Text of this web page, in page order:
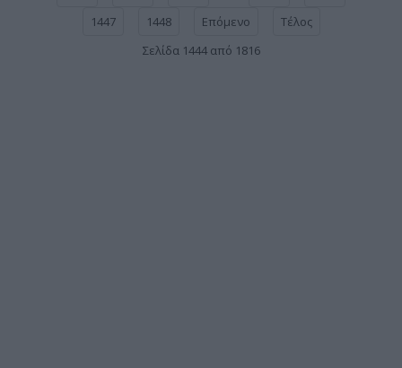
1447
1448 Επόμενο
Τέλος
Σελίδα 1444 από 1816